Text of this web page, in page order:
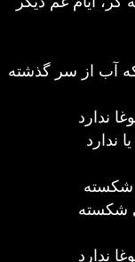
آب از سر گذشته
ندارد
ندارد
شکسته
شکسته
ندارد